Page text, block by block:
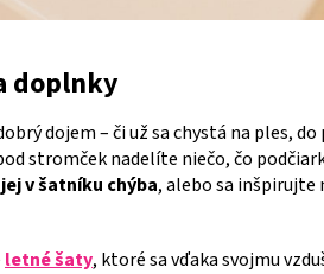
doplnky
dojem – či už sa chystá na ples,
stromček nadelíte niečo, čo
v šatníku chýba, alebo sa inšpirujte
letné šaty, ktoré sa vďaka svojmu